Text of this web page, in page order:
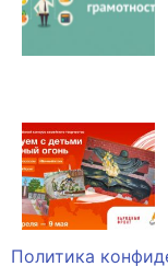
Политика